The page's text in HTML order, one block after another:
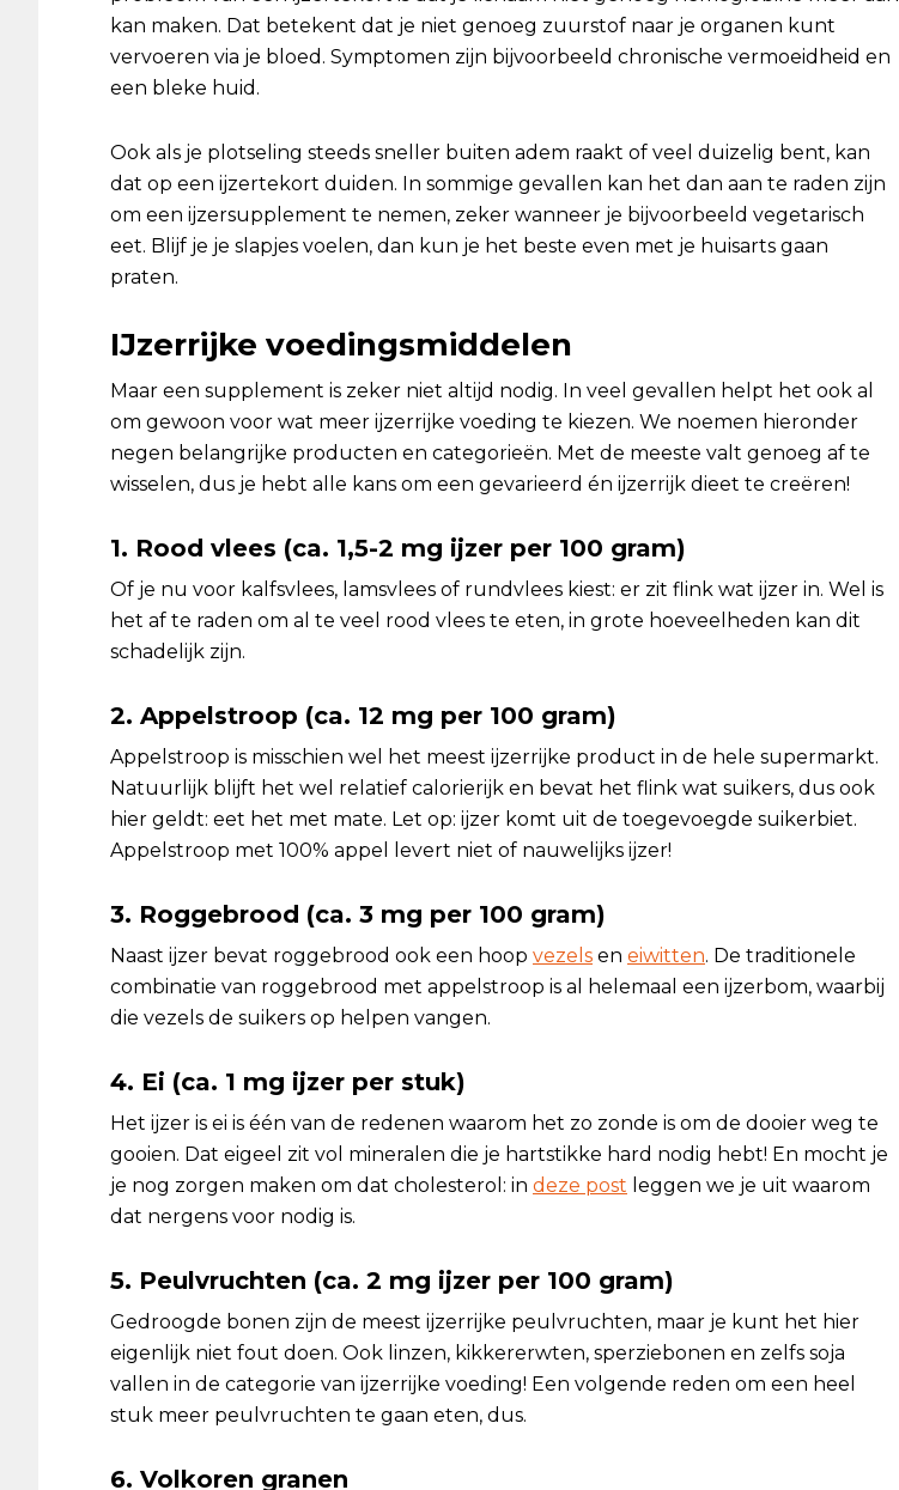
kan maken. Dat betekent dat je niet genoeg zuurstof naar je organen kunt
vervoeren via je bloed. Symptomen zijn bijvoorbeeld chronische vermoeidheid en
een bleke huid.
Ook als je plotseling steeds sneller buiten adem raakt of veel duizelig bent, kan
dat op een ijzertekort duiden. In sommige gevallen kan het dan aan te raden zijn
om een ijzersupplement te nemen, zeker wanneer je bijvoorbeeld vegetarisch
eet. Blijf je je slapjes voelen, dan kun je het beste even met je huisarts gaan
praten.
IJzerrijke voedingsmiddelen
Maar een supplement is zeker niet altijd nodig. In veel gevallen helpt het ook al
om gewoon voor wat meer ijzerrijke voeding te kiezen. We noemen hieronder
negen belangrijke producten en categorieën. Met de meeste valt genoeg af te
wisselen, dus je hebt alle kans om een gevarieerd én ijzerrijk dieet te creëren!
1. Rood vlees (ca. 1,5-2 mg ijzer per 100 gram)
Of je nu voor kalfsvlees, lamsvlees of rundvlees kiest: er zit flink wat ijzer in. Wel is
het af te raden om al te veel rood vlees te eten, in grote hoeveelheden kan dit
schadelijk zijn.
2. Appelstroop (ca. 12 mg per 100 gram)
Appelstroop is misschien wel het meest ijzerrijke product in de hele supermarkt.
Natuurlijk blijft het wel relatief calorierijk en bevat het flink wat suikers, dus ook
hier geldt: eet het met mate. Let op: ijzer komt uit de toegevoegde suikerbiet.
Appelstroop met 100% appel levert niet of nauwelijks ijzer!
3. Roggebrood (ca. 3 mg per 100 gram)
Naast ijzer bevat roggebrood ook een hoop vezels en eiwitten. De traditionele
combinatie van roggebrood met appelstroop is al helemaal een ijzerbom, waarbij
die vezels de suikers op helpen vangen.
4. Ei (ca. 1 mg ijzer per stuk)
Het ijzer is ei is één van de redenen waarom het zo zonde is om de dooier weg te
gooien. Dat eigeel zit vol mineralen die je hartstikke hard nodig hebt! En mocht je
je nog zorgen maken om dat cholesterol: in deze post leggen we je uit waarom
dat nergens voor nodig is.
5. Peulvruchten (ca. 2 mg ijzer per 100 gram)
Gedroogde bonen zijn de meest ijzerrijke peulvruchten, maar je kunt het hier
eigenlijk niet fout doen. Ook linzen, kikkererwten, sperziebonen en zelfs soja
vallen in de categorie van ijzerrijke voeding! Een volgende reden om een heel
stuk meer peulvruchten te gaan eten, dus.
6. Volkoren granen